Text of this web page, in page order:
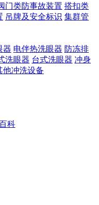
门类防事故装置 搭扣类
吊牌及安全标识 集群管
器 电伴热洗眼器 防冻排
洗眼器 台式洗眼器 冲身
他冲洗设备
科